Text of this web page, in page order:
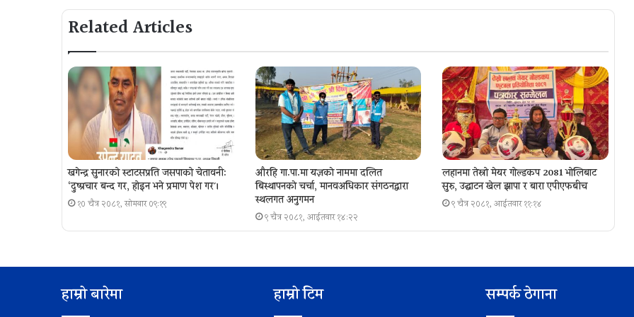
Related Articles
खगेन्द्र सुनारको स्टाटसप्रति जसपाको चेतावनी:
‘दुष्प्रचार बन्द गर, होइन भने प्रमाण पेश गर´।
१० चैत्र २०८१, सोमबार ०९:१९
औरहि गा.पा.मा यज्ञकाे नाममा दलित
बिस्थापनकाे चर्चा, मानवअधिकार संगठनद्वारा
स्थलगत अनुगमन
९ चैत्र २०८१, आईतवार १४:२२
लहानमा तेस्रो मेयर गोल्डकप 2081 भोलिबाट
सुरु, उद्घाटन खेल झापा र बारा एपीएफबीच
९ चैत्र २०८१, आईतवार ११:१४
हाम्रो बारेमा हाम्रो टिम सम्पर्क ठेगाना